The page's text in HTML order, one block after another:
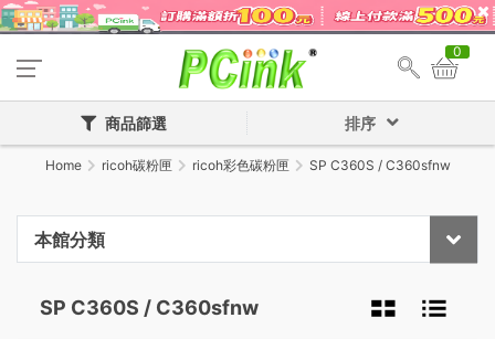
0
商品篩選 排序
Home ricoh碳粉匣 ricoh彩色碳粉匣 SP C360S / C360sfnw
本館分類
SP C360S / C360sfnw